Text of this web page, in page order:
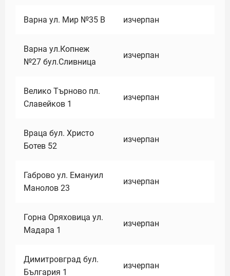
Варна ул. Мир №35 В изчерпан
Варна ул.Копнеж
№27 бул.Сливница
изчерпан
Велико Търново пл.
Славейков 1
изчерпан
Враца бул. Христо
Ботев 52
изчерпан
Габрово ул. Емануил
Манолов 23
изчерпан
Горна Оряховица ул.
Мадара 1
изчерпан
Димитровград бул.
България 1
изчерпан